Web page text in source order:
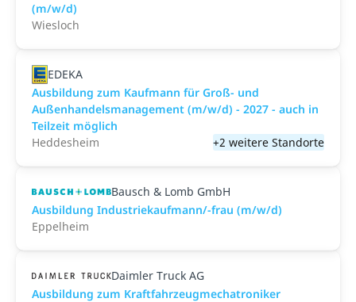
(m/w/d)
Wiesloch
EDEKA
Ausbildung zum Kaufmann für Groß- und
Außenhandelsmanagement (m/w/d) - 2027 - auch in
Teilzeit möglich
Heddesheim
+2 weitere Standorte
Bausch & Lomb GmbH
Ausbildung Industriekaufmann/-frau (m/w/d)
Eppelheim
Daimler Truck AG
Ausbildung zum Kraftfahrzeugmechatroniker